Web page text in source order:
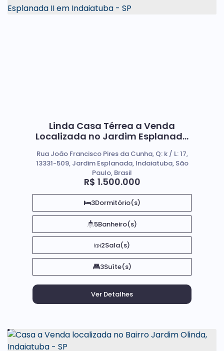
Linda Casa Térrea a Venda
Localizada no Jardim Esplanada
R$ 1.500.000
Rua João Francisco Pires da Cunha, Q: k / L: 17,
13331-509, Jardim Esplanada, Indaiatuba, São
Paulo, Brasil
3Dormitório(s)
5Banheiro(s)
2Sala(s)
3Suíte(s)